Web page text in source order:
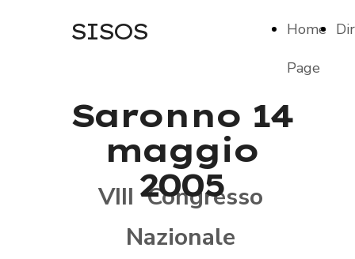
Home
Page
SISOS
Saronno 14
maggio
2005
VIII Congresso
Nazionale